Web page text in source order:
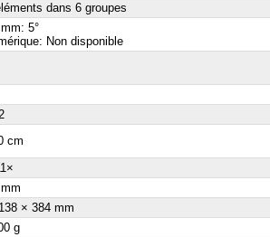
dans 6 groupes
5°
Non disponible
cm
× 384 mm
g